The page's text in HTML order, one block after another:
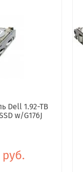
Dell 1.92-TB
w/G176J
руб.